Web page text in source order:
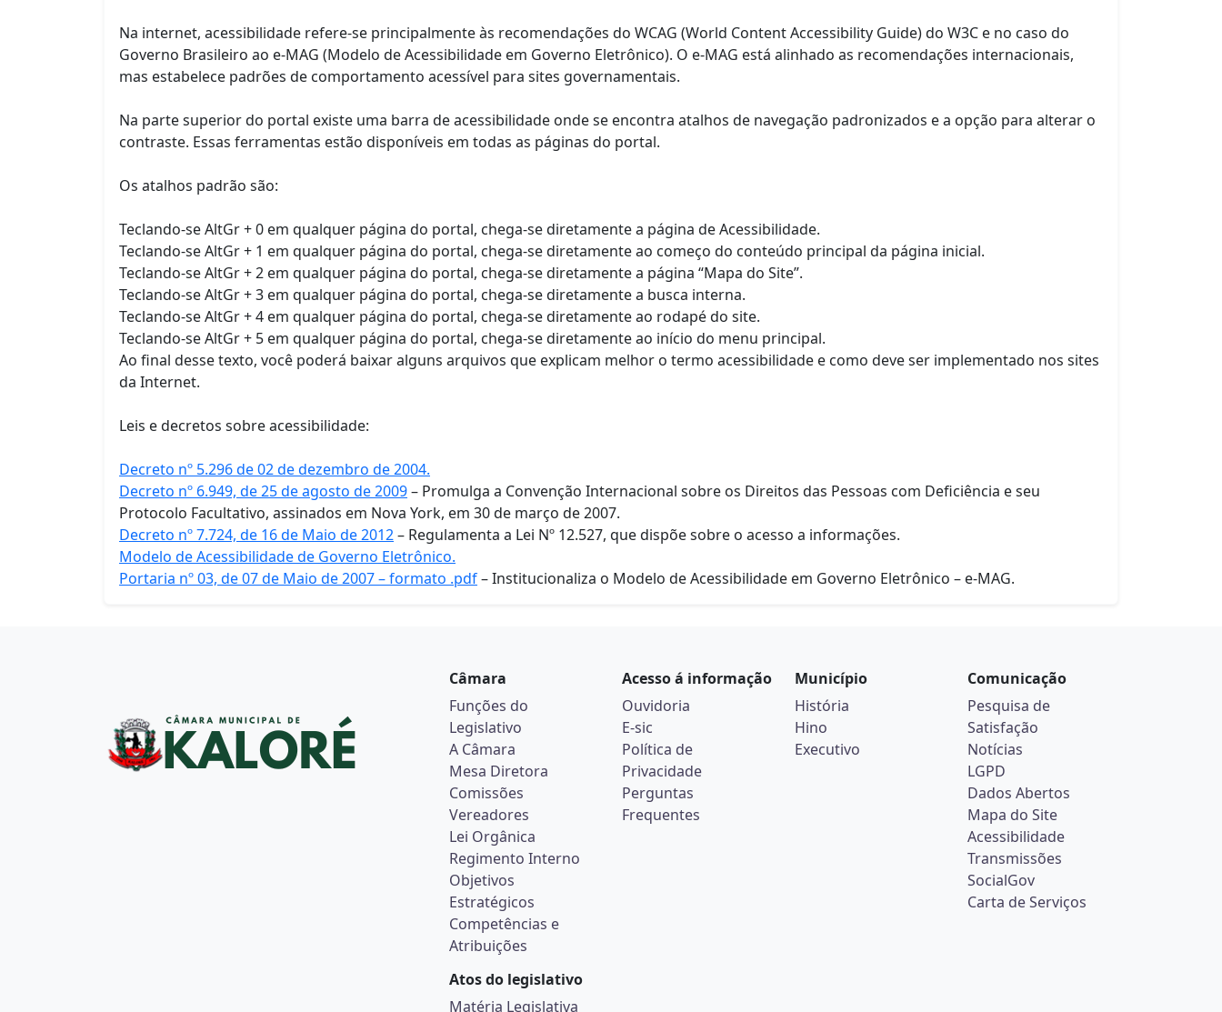
Na internet, acessibilidade refere-se principalmente às recomendações do WCAG (World Content Accessibility Guide) do W3C e no caso do
Governo Brasileiro ao e-MAG (Modelo de Acessibilidade em Governo Eletrônico). O e-MAG está alinhado as recomendações internacionais,
mas estabelece padrões de comportamento acessível para sites governamentais.
Na parte superior do portal existe uma barra de acessibilidade onde se encontra atalhos de navegação padronizados e a opção para alterar o
contraste. Essas ferramentas estão disponíveis em todas as páginas do portal.
Os atalhos padrão são:
Teclando-se AltGr + 0 em qualquer página do portal, chega-se diretamente a página de Acessibilidade.
Teclando-se AltGr + 1 em qualquer página do portal, chega-se diretamente ao começo do conteúdo principal da página inicial.
Teclando-se AltGr + 2 em qualquer página do portal, chega-se diretamente a página “Mapa do Site”.
Teclando-se AltGr + 3 em qualquer página do portal, chega-se diretamente a busca interna.
Teclando-se AltGr + 4 em qualquer página do portal, chega-se diretamente ao rodapé do site.
Teclando-se AltGr + 5 em qualquer página do portal, chega-se diretamente ao início do menu principal.
Ao final desse texto, você poderá baixar alguns arquivos que explicam melhor o termo acessibilidade e como deve ser implementado nos sites
da Internet.
Leis e decretos sobre acessibilidade:
Decreto nº 5.296 de 02 de dezembro de 2004.
Decreto nº 6.949, de 25 de agosto de 2009– Promulga a Convenção Internacional sobre os Direitos das Pessoas com Deficiência e seu
Protocolo Facultativo, assinados em Nova York, em 30 de março de 2007.
Decreto nº 7.724, de 16 de Maio de 2012– Regulamenta a Lei Nº 12.527, que dispõe sobre o acesso a informações.
Modelo de Acessibilidade de Governo Eletrônico.
Portaria nº 03, de 07 de Maio de 2007 – formato .pdf– Institucionaliza o Modelo de Acessibilidade em Governo Eletrônico – e-MAG.
Câmara
Funções do
Legislativo
A Câmara
Mesa Diretora
Comissões
Vereadores
Lei Orgânica
Regimento Interno
Objetivos
Estratégicos
Competências e
Atribuições
Acesso á informação
Ouvidoria
E-sic
Política de
Privacidade
Perguntas
Frequentes
Município
História
Hino
Executivo
Comunicação
Pesquisa de
Satisfação
Notícias
LGPD
Dados Abertos
Mapa do Site
Acessibilidade
Transmissões
SocialGov
Carta de Serviços
Atos do legislativo
Matéria Legislativa